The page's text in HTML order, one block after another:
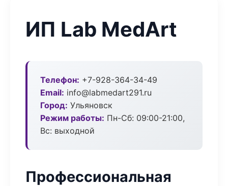
ИП Lab MedArt
Телефон: +7-928-364-34-49
Email: info@labmedart291.ru
Город: Ульяновск
Режим работы: Пн-Сб: 09:00-21:00,
Вс: выходной
Профессиональная